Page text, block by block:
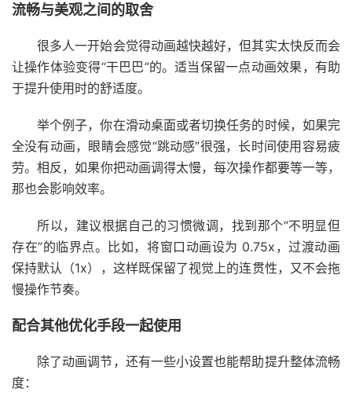
流畅与美观之间的取舍
很多人一开始会觉得动画越快越好，但其实太快反而会
让操作体验变得“干巴巴”的。适当保留一点动画效果，有助
于提升使用时的舒适度。
举个例子，你在滑动桌面或者切换任务的时候，如果完
全没有动画，眼睛会感觉“跳动感”很强，长时间使用容易疲
劳。相反，如果你把动画调得太慢，每次操作都要等一等，
那也会影响效率。
所以，建议根据自己的习惯微调，找到那个“不明显但
存在”的临界点。比如，将窗口动画设为 0.75x，过渡动画
保持默认（1x），这样既保留了视觉上的连贯性，又不会拖
慢操作节奏。
配合其他优化手段一起使用
除了动画调节，还有一些小设置也能帮助提升整体流畅
度：